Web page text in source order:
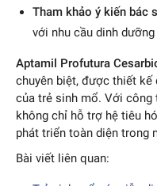
Tham khảo ý kiến bác
với nhu cầu dinh
Aptamil Profutura
chuyên biệt, được thiết kế
của trẻ sinh mổ. Với
không chỉ hỗ trợ hệ tiêu
phát triển toàn diện trong
Bài viết liên quan: